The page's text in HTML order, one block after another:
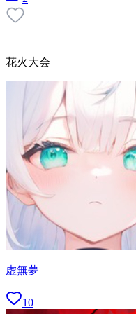
花火大会
虚無夢
10